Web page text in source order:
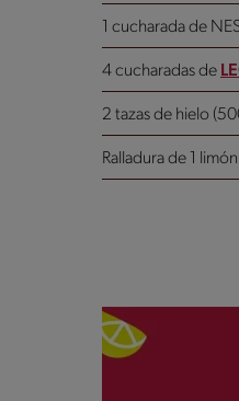
1 cucharada de
4 cucharadas de
2 tazas de hielo
Ralladura de 1